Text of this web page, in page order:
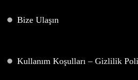
Bize Ulaşın
Kullanım Koşulları – Gizlilik